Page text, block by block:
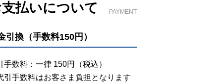
払いについて PAYMENT
引換（手数料150円）
手数料：一律 150円（税込）
手数料はお客さま負担となります